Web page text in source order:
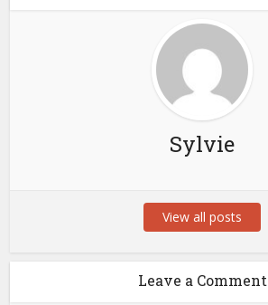
Sylvie
View all posts
Leave a Comment